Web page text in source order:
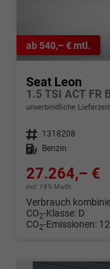
ab 540,– € mtl.
Seat Leon
1.5 TSI ACT FR
unverbindliche
Fahrzeugnr. 1318208
Kraftstoff
Benzin
27.264,– €
incl. 19% MwSt.
Verbrauch
CO2-Klasse: D
CO2-Emissionen: